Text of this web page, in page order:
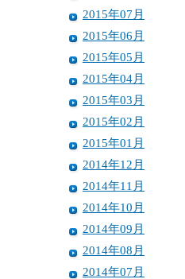
2015年07月
2015年06月
2015年05月
2015年04月
2015年03月
2015年02月
2015年01月
2014年12月
2014年11月
2014年10月
2014年09月
2014年08月
2014年07月